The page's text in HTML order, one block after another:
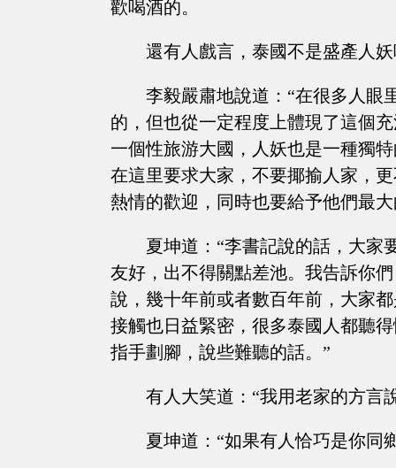
歡喝酒的。
還有人戲言，泰國不是盛產人
李毅嚴肅地說道：“在很多人眼
的，但也從一定程度上體現了這個
一個性旅游大國，人妖也是一種獨
在這里要求大家，不要揶揄人家，
熱情的歡迎，同時也要給予他們最
夏坤道：“李書記說的話，大家
友好，出不得關點差池。我告訴你
說，幾十年前或者數百年前，大家
接觸也日益緊密，很多泰國人都聽
指手劃腳，說些難聽的話。”
有人大笑道：“我用老家的方言
夏坤道：“如果有人恰巧是你同